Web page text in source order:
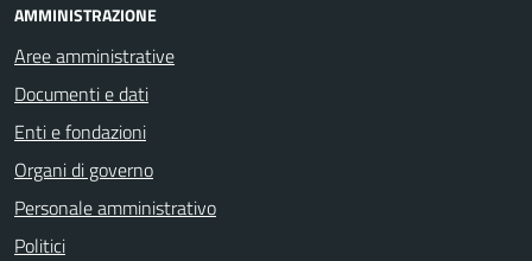
AMMINISTRAZIONE
Aree amministrative
Documenti e dati
Enti e fondazioni
Organi di governo
Personale amministrativo
Politici